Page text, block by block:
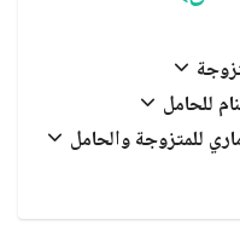
للحامل
للمتزوجة والحامل